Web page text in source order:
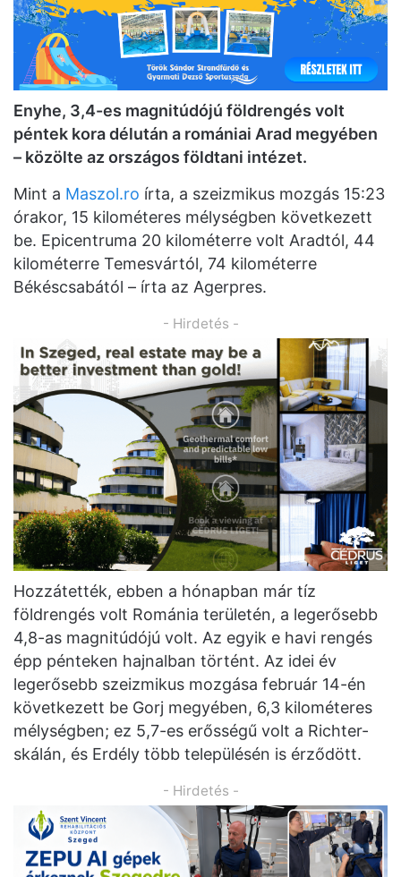
Enyhe, 3,4-es magnitúdójú földrengés volt
péntek kora délután a romániai Arad megyében
– közölte az országos földtani intézet.
Mint a Maszol.ro írta, a szeizmikus mozgás 15:23
órakor, 15 kilométeres mélységben következett
be. Epicentruma 20 kilométerre volt Aradtól, 44
kilométerre Temesvártól, 74 kilométerre
Békéscsabától – írta az Agerpres.
- Hirdetés -
Hozzátették, ebben a hónapban már tíz
földrengés volt Románia területén, a legerősebb
4,8-as magnitúdójú volt. Az egyik e havi rengés
épp pénteken hajnalban történt. Az idei év
legerősebb szeizmikus mozgása február 14-én
következett be Gorj megyében, 6,3 kilométeres
mélységben; ez 5,7-es erősségű volt a Richter-
skálán, és Erdély több településén is érződött.
- Hirdetés -